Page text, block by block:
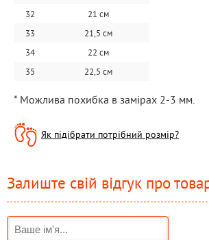
32
21 см
33
21,5 см
34
22 см
35
22,5 см
* Можлива похибка в замірах 2-3 мм.
Як підібрати потрібний розмір?
Залиште свій відгук про